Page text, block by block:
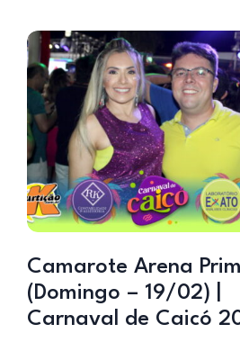
Camarote Arena
(Domingo – 19/02) |
Carnaval de Caicó